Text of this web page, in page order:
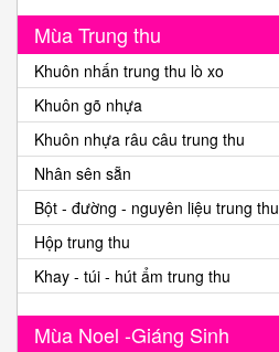
Mùa Trung thu
Khuôn nhấn trung thu lò xo
Khuôn gõ nhựa
Khuôn nhựa râu câu trung thu
Nhân sên sẵn
Bột - đường - nguyên liệu trung thu
Hộp trung thu
Khay - túi - hút ẩm trung thu
Mùa Noel -Giáng Sinh